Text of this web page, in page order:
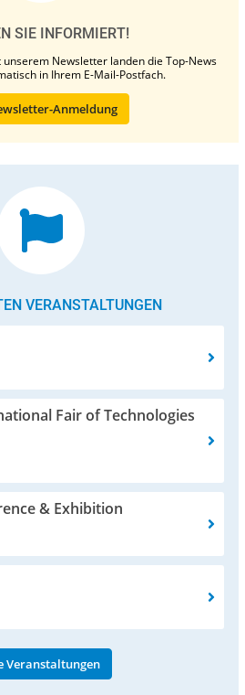
SIE INFORMIERT!
unserem Newsletter landen die Top-News
in Ihrem E-Mail-Postfach.
Anmeldung
VERANSTALTUNGEN
Fair of Technologies
& Exhibition
Veranstaltungen